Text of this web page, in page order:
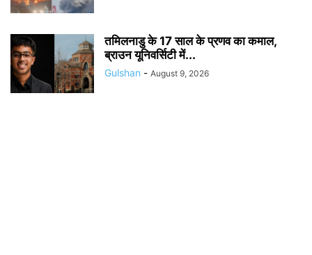
तमिलनाडु के 17 साल के प्रणव का कमाल,
ब्राउन यूनिवर्सिटी में...
Gulshan - August 9, 2026